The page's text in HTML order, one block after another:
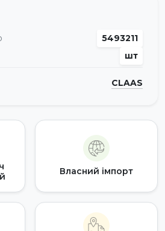
5493211
шт
CLAAS
Власний імпорт